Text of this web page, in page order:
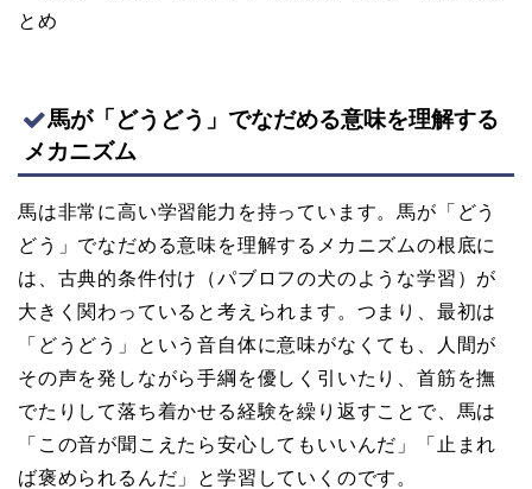
とめ
馬が「どうどう」でなだめる意味を理解する
メカニズム
馬は非常に高い学習能力を持っています。馬が「どう
どう」でなだめる意味を理解するメカニズムの根底に
は、古典的条件付け（パブロフの犬のような学習）が
大きく関わっていると考えられます。つまり、最初は
「どうどう」という音自体に意味がなくても、人間が
その声を発しながら手綱を優しく引いたり、首筋を撫
でたりして落ち着かせる経験を繰り返すことで、馬は
「この音が聞こえたら安心してもいいんだ」「止まれ
ば褒められるんだ」と学習していくのです。